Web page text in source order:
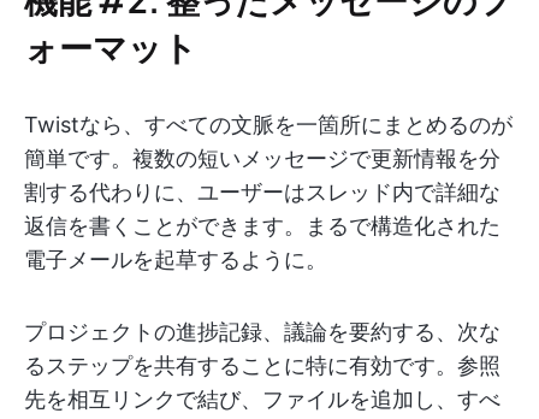
ォーマット
Twistなら、すべての文脈を一箇所にまとめるのが
簡単です。複数の短いメッセージで更新情報を分
割する代わりに、ユーザーはスレッド内で詳細な
返信を書くことができます。まるで構造化された
電子メールを起草するように。
プロジェクトの進捗記録、議論を要約する、次な
るステップを共有することに特に有効です。参照
先を相互リンクで結び、ファイルを追加し、すべ